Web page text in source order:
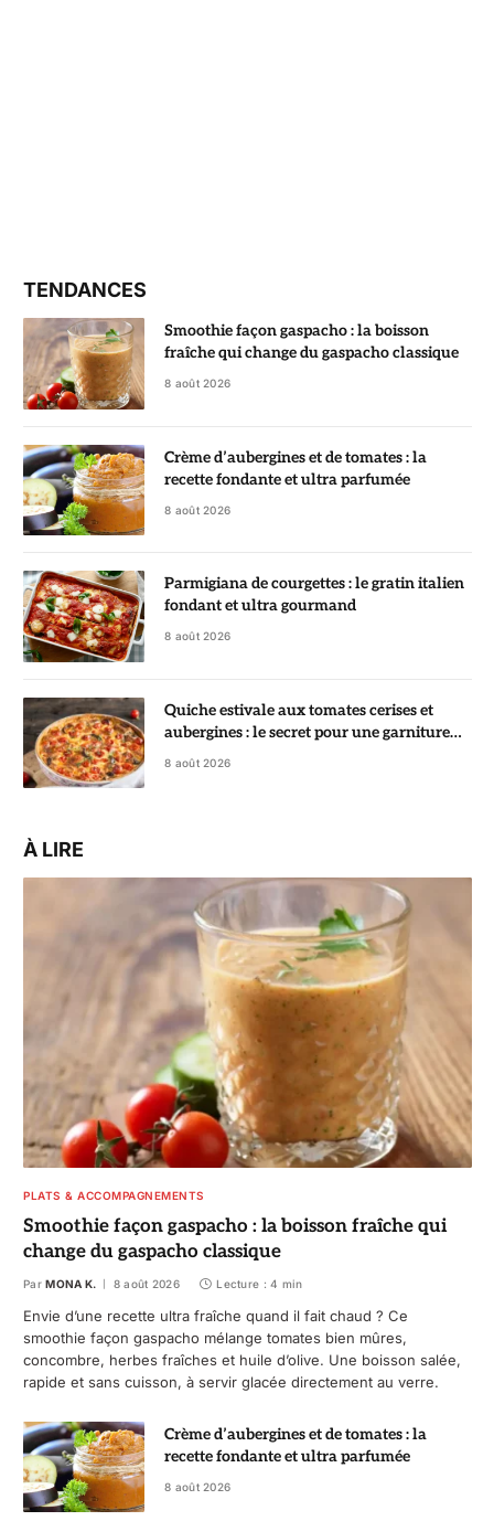
TENDANCES
Smoothie façon gaspacho : la boisson
fraîche qui change du gaspacho classique
8 août 2026
Crème d’aubergines et de tomates : la
recette fondante et ultra parfumée
8 août 2026
Parmigiana de courgettes : le gratin italien
fondant et ultra gourmand
8 août 2026
Quiche estivale aux tomates cerises et
aubergines : le secret pour une garniture
fondante
8 août 2026
À LIRE
PLATS & ACCOMPAGNEMENTS
Smoothie façon gaspacho : la boisson fraîche qui
change du gaspacho classique
Par MONA K. 8 août 2026 Lecture : 4 min
Envie d’une recette ultra fraîche quand il fait chaud ? Ce
smoothie façon gaspacho mélange tomates bien mûres,
concombre, herbes fraîches et huile d’olive. Une boisson salée,
rapide et sans cuisson, à servir glacée directement au verre.
Crème d’aubergines et de tomates : la
recette fondante et ultra parfumée
8 août 2026